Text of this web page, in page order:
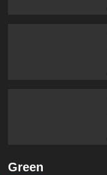
Green